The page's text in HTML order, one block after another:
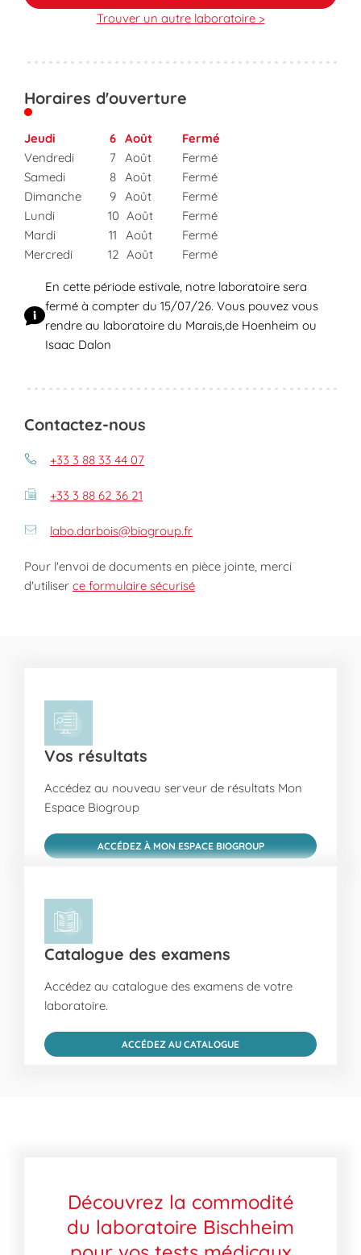
Trouver un autre laboratoire >
Horaires d'ouverture
Jeudi 6 Août
Fermé
Vendredi
7 Août
Fermé
Samedi
8 Août
Fermé
Dimanche
9 Août
Fermé
Lundi
10 Août
Fermé
Mardi
11 Août
Fermé
Mercredi
12 Août Fermé
En cette période estivale, notre laboratoire sera
fermé à compter du 15/07/26. Vous pouvez vous
rendre au laboratoire du Marais,de Hoenheim ou
Isaac Dalon
Contactez-nous
+33 3 88 33 44 07
+33 3 88 62 36 21
labo.darbois@biogroup.fr
Pour l'envoi de documents en pièce jointe, merci
d'utiliser ce formulaire sécurisé
Vos résultats
Accédez au nouveau serveur de résultats Mon
Espace Biogroup
ACCÉDEZ À MON ESPACE BIOGROUP
Catalogue des examens
Accédez au catalogue des examens de votre
laboratoire.
ACCÉDEZ AU CATALOGUE
Découvrez la commodité
du laboratoire Bischheim